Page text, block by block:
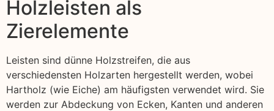
Holzleisten als
Zierelemente
Leisten sind dünne Holzstreifen, die aus
verschiedensten Holzarten hergestellt werden, wobei
Hartholz (wie Eiche) am häufigsten verwendet wird. Sie
werden zur Abdeckung von Ecken, Kanten und anderen